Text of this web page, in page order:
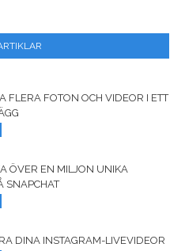
FLERA FOTON OCH VIDEOR I ETT
ÖVER EN MILJON UNIKA
SNAPCHAT
DINA INSTAGRAM-LIVEVIDEOR